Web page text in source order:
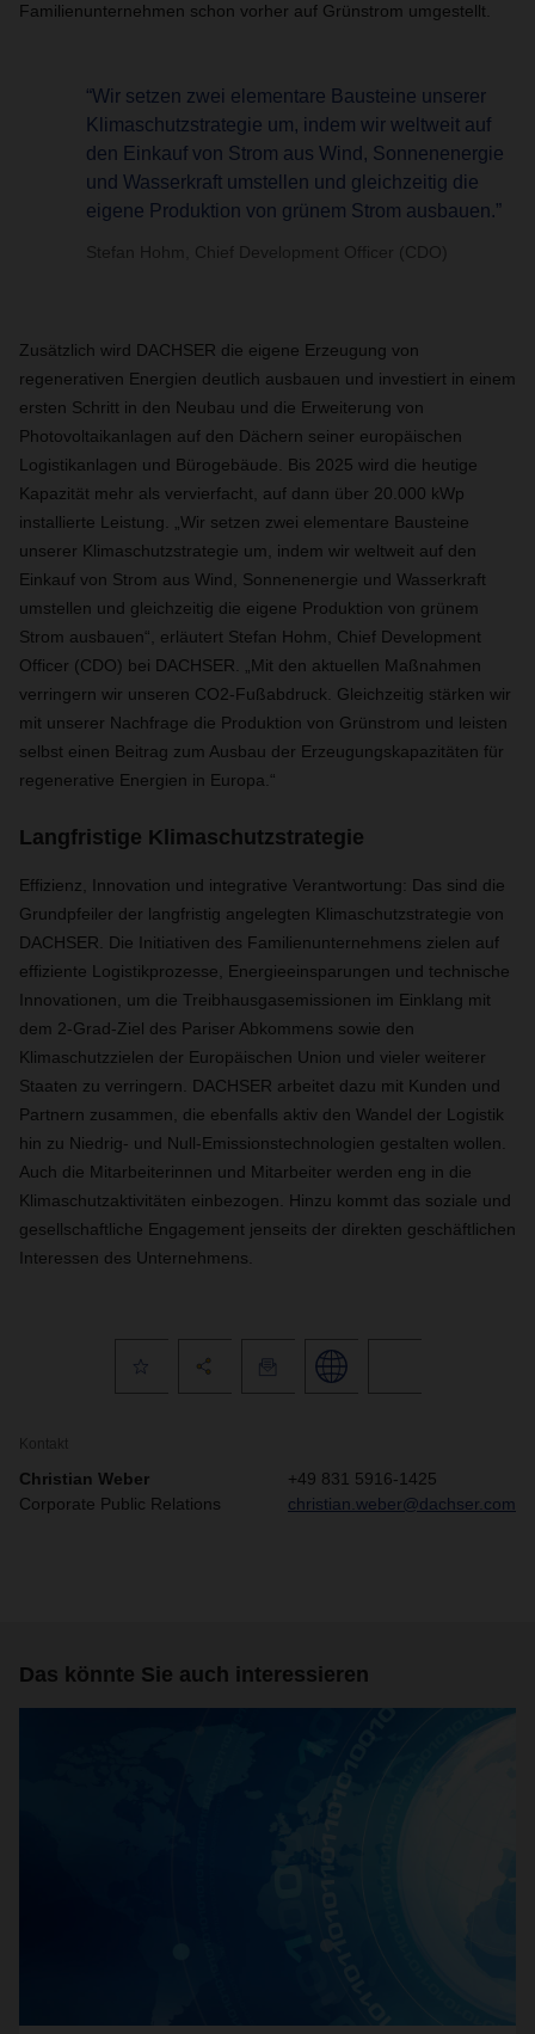
Familienunternehmen schon vorher auf Grünstrom umgestellt.
“Wir setzen zwei elementare Bausteine unserer
Klimaschutzstrategie um, indem wir weltweit auf
den Einkauf von Strom aus Wind, Sonnenenergie
und Wasserkraft umstellen und gleichzeitig die
eigene Produktion von grünem Strom ausbauen.”
Stefan Hohm, Chief Development Officer (CDO)
Zusätzlich wird DACHSER die eigene Erzeugung von
regenerativen Energien deutlich ausbauen und investiert in einem
ersten Schritt in den Neubau und die Erweiterung von
Photovoltaikanlagen auf den Dächern seiner europäischen
Logistikanlagen und Bürogebäude. Bis 2025 wird die heutige
Kapazität mehr als vervierfacht, auf dann über 20.000 kWp
installierte Leistung.
„Wir setzen zwei elementare Bausteine
unserer Klimaschutzstrategie um, indem wir weltweit auf den
Einkauf von Strom aus Wind, Sonnenenergie und Wasserkraft
umstellen und gleichzeitig die eigene Produktion von grünem
Strom ausbauen“, erläutert Stefan Hohm, Chief Development
Officer (CDO) bei DACHSER.
„Mit den aktuellen Maßnahmen
verringern wir unseren CO2-Fußabdruck. Gleichzeitig stärken wir
mit unserer Nachfrage die Produktion von Grünstrom und leisten
selbst einen Beitrag zum Ausbau der Erzeugungskapazitäten für
regenerative Energien in Europa.“
Langfristige Klimaschutzstrategie
Effizienz, Innovation und integrative Verantwortung: Das sind die
Grundpfeiler der langfristig angelegten Klimaschutzstrategie von
DACHSER. Die Initiativen des Familienunternehmens zielen auf
effiziente Logistikprozesse, Energieeinsparungen und technische
Innovationen, um die Treibhausgasemissionen im Einklang mit
dem 2-Grad-Ziel des Pariser Abkommens sowie den
Klimaschutzzielen der Europäischen Union und vieler weiterer
Staaten zu verringern. DACHSER arbeitet dazu mit Kunden und
Partnern zusammen, die ebenfalls aktiv den Wandel der Logistik
hin zu Niedrig- und Null-Emissionstechnologien gestalten wollen.
Auch die Mitarbeiterinnen und Mitarbeiter werden eng in die
Klimaschutzaktivitäten einbezogen. Hinzu kommt das soziale und
gesellschaftliche Engagement jenseits der direkten geschäftlichen
Interessen des Unternehmens.
Kontakt
Christian Weber
Corporate Public Relations
+49 831 5916-1425
christian.weber@dachser.com
Das könnte Sie auch interessieren